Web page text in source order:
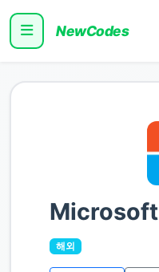
NewCodes
Microsoft
해외